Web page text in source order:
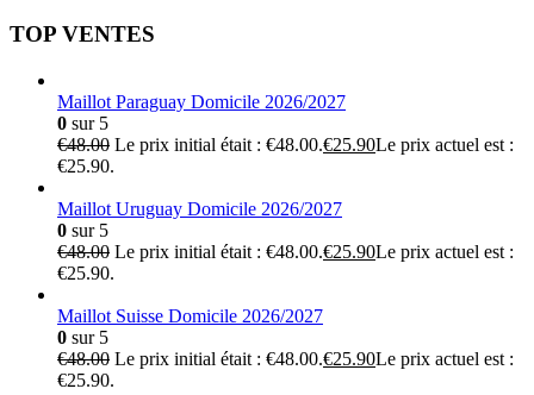
TOP VENTES
Maillot Paraguay Domicile 2026/2027
0 sur 5
€48.00 Le prix initial était : €48.00.€25.90Le prix actuel est :
€25.90.
Maillot Uruguay Domicile 2026/2027
0 sur 5
€48.00 Le prix initial était : €48.00.€25.90Le prix actuel est :
€25.90.
Maillot Suisse Domicile 2026/2027
0 sur 5
€48.00 Le prix initial était : €48.00.€25.90Le prix actuel est :
€25.90.